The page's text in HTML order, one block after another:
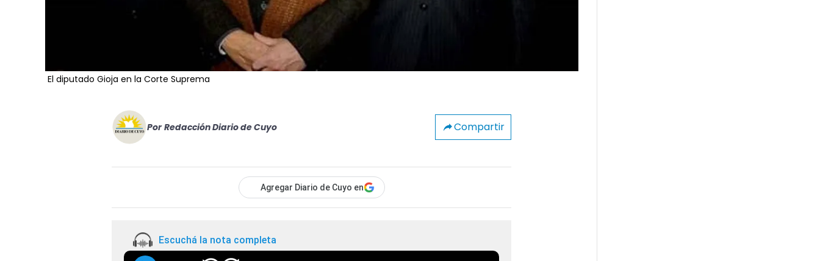
El diputado Gioja en la Corte Suprema
Por Redacción Diario de Cuyo Compartir
Agregar Diario de Cuyo en
Escuchá la nota completa